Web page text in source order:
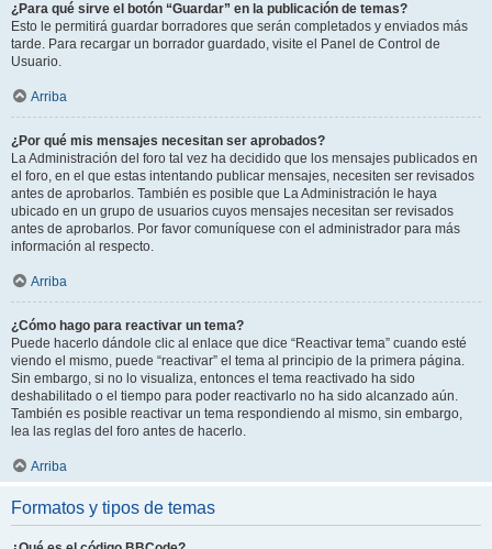
¿Para qué sirve el botón “Guardar” en la publicación de temas?
Esto le permitirá guardar borradores que serán completados y enviados más
tarde. Para recargar un borrador guardado, visite el Panel de Control de
Usuario.
Arriba
¿Por qué mis mensajes necesitan ser aprobados?
La Administración del foro tal vez ha decidido que los mensajes publicados en
el foro, en el que estas intentando publicar mensajes, necesiten ser revisados
antes de aprobarlos. También es posible que La Administración le haya
ubicado en un grupo de usuarios cuyos mensajes necesitan ser revisados
antes de aprobarlos. Por favor comuníquese con el administrador para más
información al respecto.
Arriba
¿Cómo hago para reactivar un tema?
Puede hacerlo dándole clic al enlace que dice “Reactivar tema” cuando esté
viendo el mismo, puede “reactivar” el tema al principio de la primera página.
Sin embargo, si no lo visualiza, entonces el tema reactivado ha sido
deshabilitado o el tiempo para poder reactivarlo no ha sido alcanzado aún.
También es posible reactivar un tema respondiendo al mismo, sin embargo,
lea las reglas del foro antes de hacerlo.
Arriba
Formatos y tipos de temas